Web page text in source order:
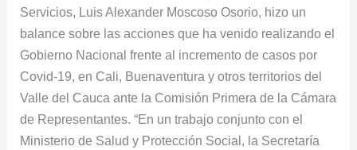
Servicios, Luis Alexander Moscoso Osorio, hizo un
balance sobre las acciones que ha venido realizando el
Gobierno Nacional frente al incremento de casos por
Covid-19, en Cali, Buenaventura y otros territorios del
Valle del Cauca ante la Comisión Primera de la Cámara
de Representantes. “En un trabajo conjunto con el
Ministerio de Salud y Protección Social, la Secretaría
Covid-
19
en
el
Valle
del
Cauca